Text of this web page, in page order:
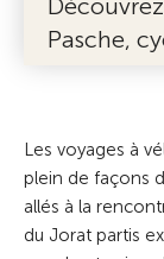
Pasche,
Les voyages à
plein de façons
allés à la
du Jorat partis